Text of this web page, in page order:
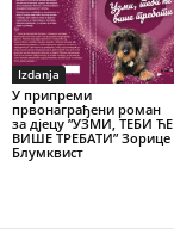
Izdanja
У припреми
првонаграђени роман
за дјецу ”УЗМИ, ТЕБИ ЋЕ
ВИШЕ ТРЕБАТИ” Зорице
Блумквист